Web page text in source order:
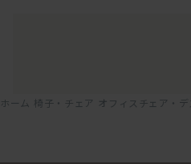
ホーム 椅子・チェア オフィスチェア・